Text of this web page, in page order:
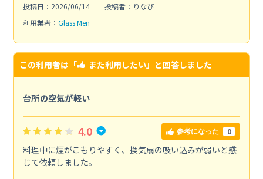
投稿日：2026/06/14
投稿者：りなぴ
利用業者： Glass Men
この利用者は「 また利用したい」と回答しました
台所の空気が軽い
4.0 参考になった 0
料理中に煙がこもりやすく、換気扇の吸い込みが弱いと感
じて依頼しました。